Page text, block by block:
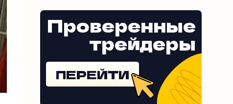
Проверенные
трейдеры
ПЕРЕЙТИ